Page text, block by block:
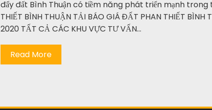
đẩy đất Bình Thuận có tiềm năng phát triển mạnh trong
THIẾT BÌNH THUẬN TẢI BÁO GIÁ ĐẤT PHAN THIẾT BÌNH
2020 TẤT CẢ CÁC KHU VỰC TƯ VẤN…
Read More